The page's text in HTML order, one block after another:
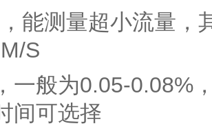
，能测量超小流量
S
一般为0.05-0.08%
间可选择